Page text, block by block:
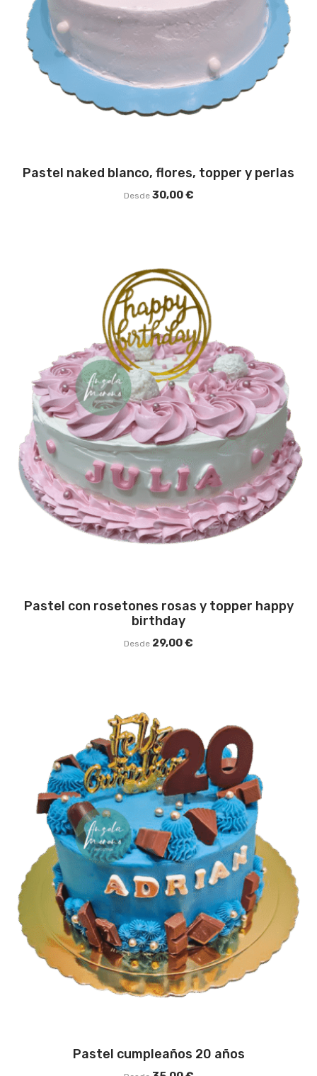
Pastel naked blanco, flores, topper y perlas
Desde 30,00€
Pastel con rosetones rosas y topper happy
birthday
Desde 29,00€
Pastel cumpleaños 20 años